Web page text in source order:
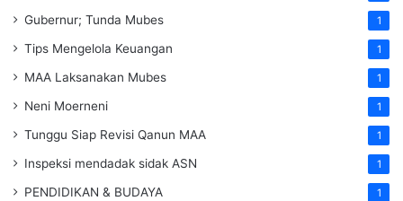
Gubernur; Tunda Mubes 1
Tips Mengelola Keuangan 1
MAA Laksanakan Mubes 1
Neni Moerneni 1
Tunggu Siap Revisi Qanun MAA 1
Inspeksi mendadak sidak ASN 1
PENDIDIKAN & BUDAYA 1